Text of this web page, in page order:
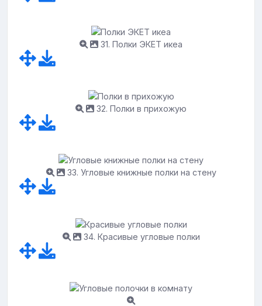
31. Полки ЭКЕТ икеа
32. Полки в прихожую
33. Угловые книжные полки на стену
34. Красивые угловые полки